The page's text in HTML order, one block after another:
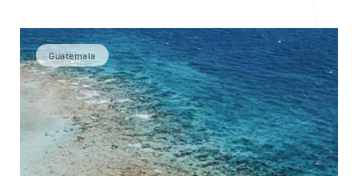
Guatemala